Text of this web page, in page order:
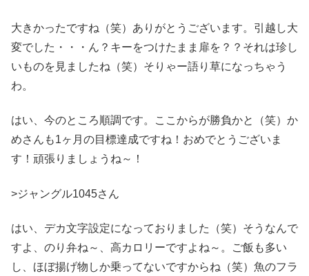
大きかったですね（笑）ありがとうございます。引越し大
変でした・・・ん？キーをつけたまま扉を？？それは珍し
いものを見ましたね（笑）そりゃー語り草になっちゃう
わ。
はい、今のところ順調です。ここからが勝負かと（笑）か
めさんも1ヶ月の目標達成ですね！おめでとうございま
す！頑張りましょうね～！
>ジャングル1045さん
はい、デカ文字設定になっておりました（笑）そうなんで
すよ、のり弁ね～、高カロリーですよね～。ご飯も多い
し、ほぼ揚げ物しか乗ってないですからね（笑）魚のフラ